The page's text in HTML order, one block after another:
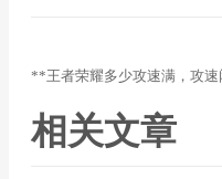
**王者荣耀多少攻速满，攻
相关文章